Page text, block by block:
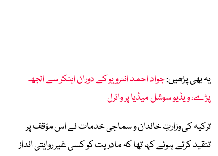
یہ بھی پڑھیں:جواد احمد انٹرویو کے دوران اینکر سے الجھ
پڑے، ویڈیو سوشل میڈیا پر وائرل
ترکیہ کی وزارتِ خاندان و سماجی خدمات نے اس مؤقف پر
تنقید کرتے ہوئے کہا تھا کہ مادریت کو کسی غیر روایتی انداز